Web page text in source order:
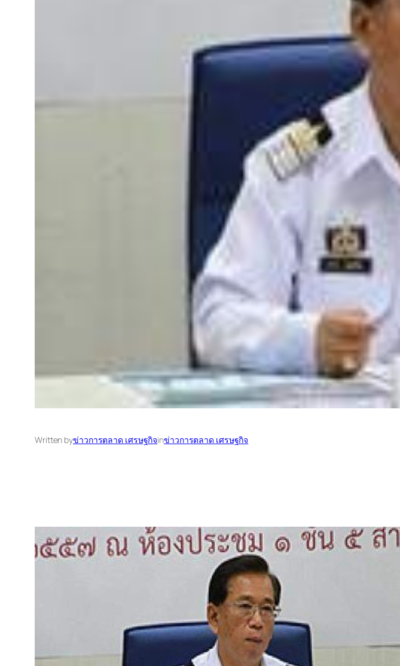
Written byข่าวการตลาด เศรษฐกิจinข่าวการตลาด เศรษฐกิจ